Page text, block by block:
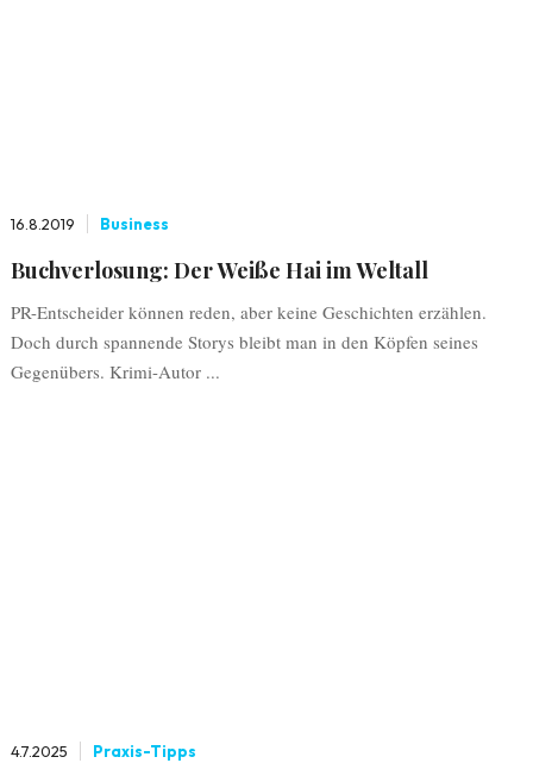
16.8.2019 Business
Buchverlosung: Der Weiße Hai im Weltall
PR-Entscheider können reden, aber keine Geschichten erzählen.
Doch durch spannende Storys bleibt man in den Köpfen seines
Gegenübers. Krimi-Autor ...
4.7.2025 Praxis-Tipps